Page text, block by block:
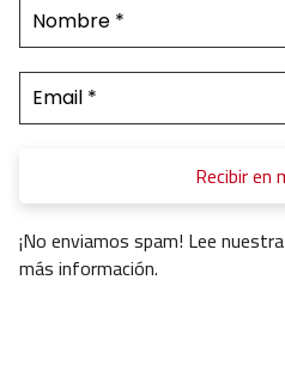
¡No enviamos spam! Lee nuestra
más información.